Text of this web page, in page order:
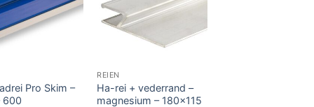
Pro Skim –
600
REIEN
Ha-rei + vederrand –
magnesium – 180×115